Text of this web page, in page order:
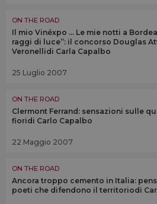
ON THE ROAD
Il mio Vinéxpo … Le mie notti a
raggi di luce”: il concorso Douglas
Veronellidi Carla Capalbo
25 Luglio 2007
ON THE ROAD
Clermont Ferrand: sensazioni sulle
fioridi Carlo Capalbo
22 Maggio 2007
ON THE ROAD
Ancora troppo cemento in Italia:
poeti che difendono il territoriodi